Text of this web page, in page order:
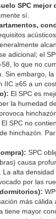
SPC mejor
sí.
adicional; el
lo que no
Sin embargo,
IIC ≥65 a un
El SPC es
la humedad
SPC no
hinchazón.
SPC
causa
alta densidad
por las
más cálida
tiene mayor